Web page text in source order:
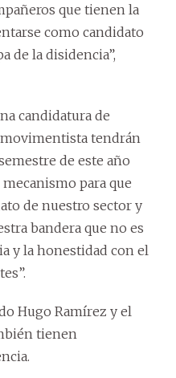
que tienen la
como candidato
de la disidencia”,
candidatura de
tendrán
de este año
para que
de nuestro sector y
bandera que no es
y la honestidad con el
Hugo Ramírez y el
tienen